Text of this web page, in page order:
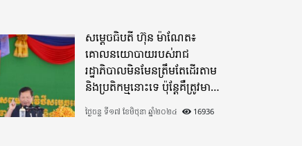
សម្តេចធិបតី ហ៊ុន ម៉ាណែត៖
គោលនយោបាយរបស់រាជ
រដ្ឋាភិបាលមិនមែនត្រឹមតែដើរតាម
និងប្រតិកម្មនោះទេ ប៉ុន្តែគឺត្រូវមាន
ភាពបុរេសកម្ម
ថ្ងៃចន្ទ ទី១៧ ខែមិថុនា ឆ្នាំ២០២៤ 16936